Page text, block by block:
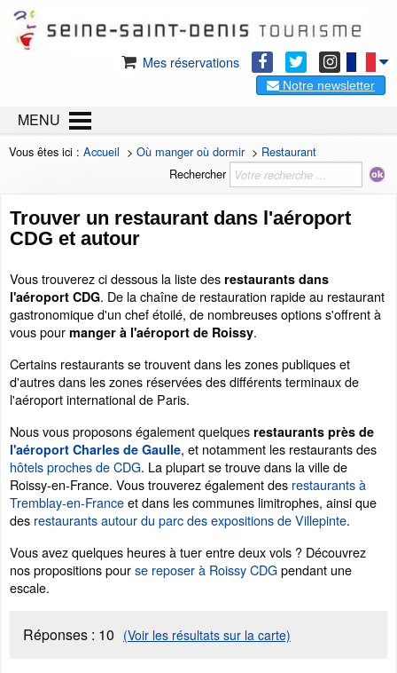
Mes réservations
Notre newsletter
MENU
Vous êtes ici : Accueil > Où manger où dormir> Restaurant
Rechercher
Trouver un restaurant dans l'aéroport
CDG et autour
Vous trouverez ci dessous la liste des restaurants dans
l'aéroport CDG. De la chaîne de restauration rapide au restaurant
gastronomique d'un chef étoilé, de nombreuses options s'offrent à
vous pour manger à l'aéroport de Roissy.
Certains restaurants se trouvent dans les zones publiques et
d'autres dans les zones réservées des différents terminaux de
l'aéroport international de Paris.
Nous vous proposons également quelques restaurants près de
l'aéroport Charles de Gaulle, et notamment les restaurants des
hôtels proches de CDG. La plupart se trouve dans la ville de
Roissy-en-France. Vous trouverez également des restaurants à
Tremblay-en-Franceet dans les communes limitrophes, ainsi que
des restaurants autour du parc des expositions de Villepinte.
Vous avez quelques heures à tuer entre deux vols ? Découvrez
nos propositions pourse reposer à Roissy CDGpendant une
escale.
Réponses : 10 (Voir les résultats sur la carte)